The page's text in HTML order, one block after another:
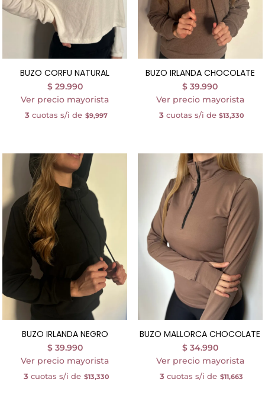
BUZO CORFU NATURAL
$29.990
Ver precio mayorista
3 cuotas s/i de $9,997
BUZO IRLANDA CHOCOLATE
$ 39.990
Ver precio mayorista
3cuotas s/i de $13,330
BUZO IRLANDA NEGRO
$39.990
Ver precio mayorista
3 cuotas s/i de $13,330
BUZO MALLORCA CHOCOLATE
$34.990
Ver precio mayorista
3 cuotas s/i de $11,663